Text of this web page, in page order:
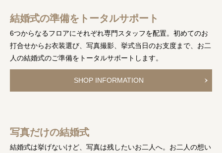
結婚式の準備をトータルサポート
6つからなるフロアにそれぞれ専門スタッフを配置。 初めてのお
打合せからお衣装選び、写真撮影、挙式当日のお支度まで、お二
人の結婚式のご準備をトータルサポートします。
SHOP INFORMATION
写真だけの結婚式
結婚式は挙げないけど、写真は残したいお二人へ。 お二人の想い